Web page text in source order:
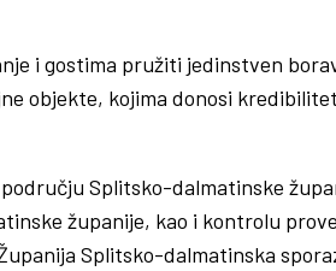
i gostima pružiti jedinstven
objekte, kojima donosi
Splitsko-dalmatinske
županije, kao i kontrolu
Splitsko-dalmatinska